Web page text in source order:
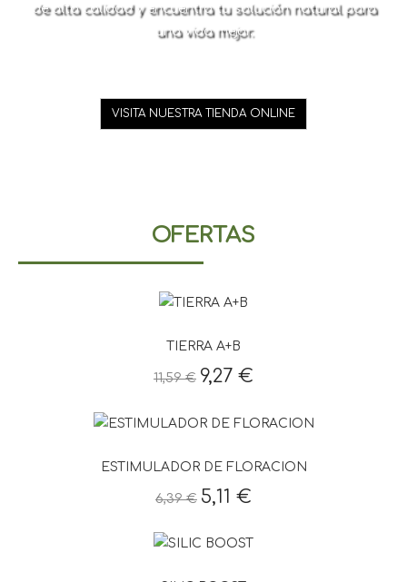
de alta calidad y encuentra tu solución natural para
una vida mejor.
VISITA NUESTRA TIENDA ONLINE
OFERTAS
TIERRA A+B
11,59 € 9,27 €
ESTIMULADOR DE FLORACION
6,39 € 5,11 €